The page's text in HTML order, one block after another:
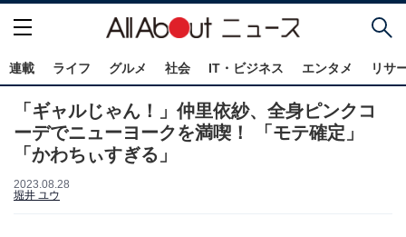
連載 ライフ グルメ 社会 IT・ビジネス エンタメ リサ
「ギャルじゃん！」仲里依紗、全身ピンクコ
ーデでニューヨークを満喫！ 「モテ確定」
「かわちぃすぎる」
2023.08.28
堀井 ユウ